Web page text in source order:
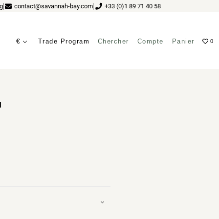
contact@savannah-bay.com +33 (0)1 89 71 40 58
€ Trade Program Chercher Compte Panier 0